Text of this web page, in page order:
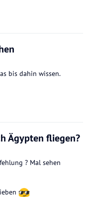
bis dahin wissen.
Ägypten fliegen?
? Mal sehen